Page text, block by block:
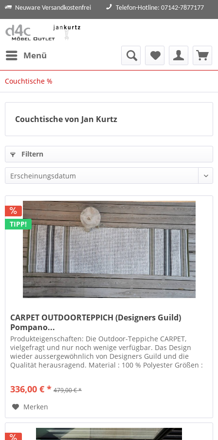
Neuware Versandkostenfrei Telefon-Hotline: 07142-7877177
Menü
Couchtische %
Couchtische von Jan Kurtz
Filtern
TIPP!
CARPET OUTDOORTEPPICH (Designers Guild)
Pompano...
Produkteigenschaften: Die Outdoor-Teppiche CARPET,
vielgefragt und nur noch wenige verfügbar. Das Design
wieder aussergewöhnlich von Designers Guild und die
Qualität herausragend. Material : 100 % Polyester Größen :
336,00 € * 479,00 € *
Merken